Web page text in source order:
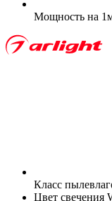
Мощность на
Класс
Цвет свечения